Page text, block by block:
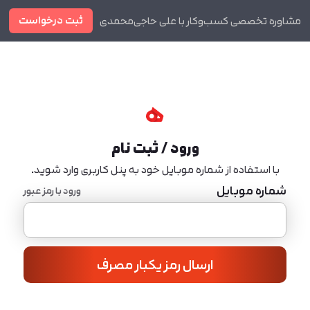
مشاوره تخصصی کسب‌وکار با علی حاجی‌محمدی ثبت درخواست
ورود / ثبت نام
با استفاده از شماره موبایل خود به پنل کاربری وارد شوید.
شماره موبایل ورود با رمز عبور
ارسال رمز یکبار مصرف